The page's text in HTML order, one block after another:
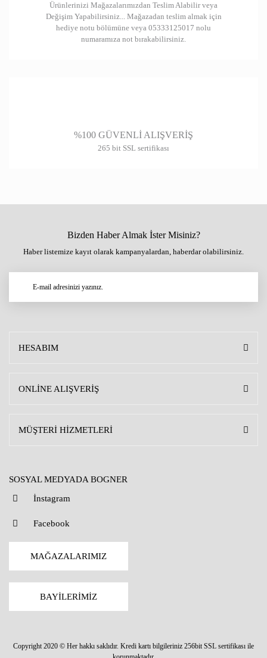
Ürünlerinizi Mağazalarımızdan Teslim Alabilir veya
Değişim Yapabilirsiniz... Mağazadan teslim almak için
hediye notu bölümüne veya 05333125017 nolu
numaramıza not bırakabilirsiniz.
%100 GÜVENLİ ALIŞVERİŞ
265 bit SSL sertifikası
Bizden Haber Almak İster Misiniz?
Haber listemize kayıt olarak kampanyalardan, haberdar olabilirsiniz.
HESABIM
ONLİNE ALIŞVERİŞ
MÜŞTERİ HİZMETLERİ
SOSYAL MEDYADA BOGNER
İnstagram
Facebook
MAĞAZALARIMIZ
BAYİLERİMİZ
Copyright 2020 © Her hakkı saklıdır. Kredi kartı bilgileriniz 256bit SSL sertifikası ile